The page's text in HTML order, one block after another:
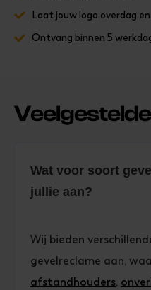
Laat jouw logo overdag
Ontvang binnen 5
Wat voor soort
jullie aan?
Wij bieden
gevelreclame aan,
afstandhouders,